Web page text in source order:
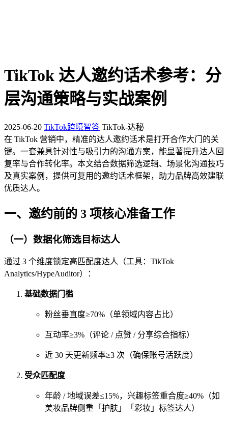
TikTok 达人邀约话术参考：分
层沟通策略与实战案例
2025-06-20 TikTok跨境智答 TikTok-达秘
在 TikTok 营销中，精准的达人邀约话术是打开合作大门的关
键。一套兼具针对性与吸引力的沟通方案，能显著提升达人回
复率与合作转化率。本文结合数据筛选逻辑、场景化沟通技巧
及真实案例，提供可复用的邀约话术框架，助力品牌高效建联
优质达人。
一、邀约前的 3 项核心准备工作
（一）数据化筛选目标达人
通过 3 个维度锁定高匹配度达人（工具：TikTok
Analytics/HypeAuditor）：
基础数据门槛
粉丝垂直度≥70%（单领域内容占比）
互动率≥3%（评论 / 点赞 / 分享综合指标）
近 30 天更新频率≥3 次（确保账号活跃度）
受众匹配度
年龄 / 地域误差≤15%，兴趣标签重合度≥40%（如
美妆品牌侧重「护肤」「彩妆」标签达人）